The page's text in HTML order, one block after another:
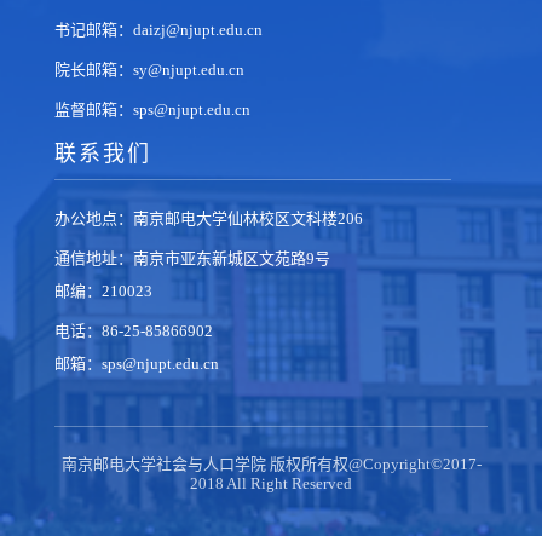
书记邮箱：daizj@njupt.edu.cn
院长邮箱：sy@njupt.edu.cn
监督邮箱：sps@njupt.edu.cn
联系我们
办公地点：南京邮电大学仙林校区文科楼206
通信地址：南京市亚东新城区文苑路9号
邮编：210023
电话：86-25-85866902
邮箱：sps@njupt.edu.cn
南京邮电大学社会与人口学院 版权所有权@Copyright©2017-
2018 All Right Reserved